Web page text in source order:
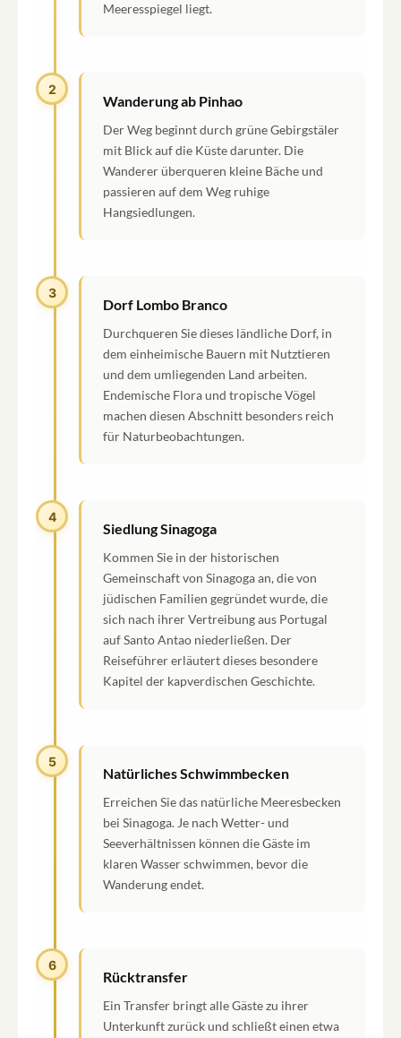
Meeresspiegel liegt.
2
Wanderung ab Pinhao
Der Weg beginnt durch grüne Gebirgstäler
mit Blick auf die Küste darunter. Die
Wanderer überqueren kleine Bäche und
passieren auf dem Weg ruhige
Hangsiedlungen.
3
Dorf Lombo Branco
Durchqueren Sie dieses ländliche Dorf, in
dem einheimische Bauern mit Nutztieren
und dem umliegenden Land arbeiten.
Endemische Flora und tropische Vögel
machen diesen Abschnitt besonders reich
für Naturbeobachtungen.
4
Siedlung Sinagoga
Kommen Sie in der historischen
Gemeinschaft von Sinagoga an, die von
jüdischen Familien gegründet wurde, die
sich nach ihrer Vertreibung aus Portugal
auf Santo Antao niederließen. Der
Reiseführer erläutert dieses besondere
Kapitel der kapverdischen Geschichte.
5
Natürliches Schwimmbecken
Erreichen Sie das natürliche Meeresbecken
bei Sinagoga. Je nach Wetter- und
Seeverhältnissen können die Gäste im
klaren Wasser schwimmen, bevor die
Wanderung endet.
6
Rücktransfer
Ein Transfer bringt alle Gäste zu ihrer
Unterkunft zurück und schließt einen etwa